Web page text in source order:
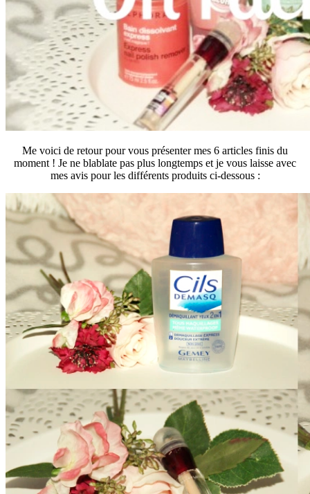
Me voici de retour pour vous présenter mes 6 articles finis du
moment ! Je ne blablate pas plus longtemps et je vous laisse avec
mes avis pour les différents produits ci-dessous :